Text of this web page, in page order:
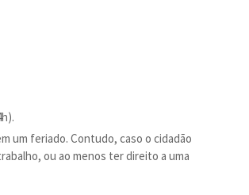
um feriado. Contudo, caso o cidadão
ou ao menos ter direito a uma